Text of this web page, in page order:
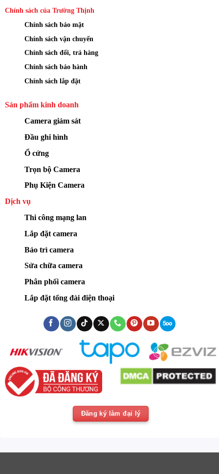
Chính sách của Trường Thịnh
Chính sách bảo mật
Chính sách vận chuyển
Chính sách đổi, trả hàng
Chính sách bảo hành
Chính sách lắp đặt
Sản phẩm kinh doanh
Camera giám sát
Đầu ghi hình
Ổ cứng
Trọn bộ Camera
Phụ Kiện Camera
Dịch vụ
Thi công mạng lan
Lắp đặt camera
Bảo trì camera
Sửa chữa camera
Phân phối camera
Lắp đặt tổng đài điện thoại
Đăng ký làm đại lý